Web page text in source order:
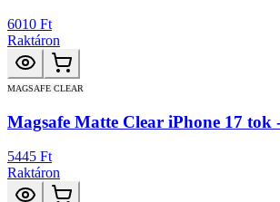
6010 Ft
Raktáron
MAGSAFE CLEAR
Magsafe Matte Clear iPhone 17 tok
5445 Ft
Raktáron